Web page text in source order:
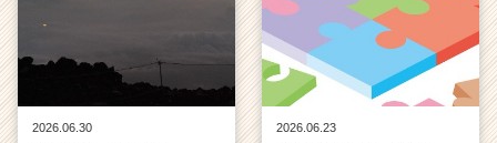
2026.06.30
2026.06.23